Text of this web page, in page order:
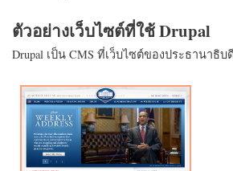
ตัวอย่างเว็บไซต์ที่ใช้ Drupal
Drupal เป็น CMS ที่เว็บไซต์ของประธานาธิบ